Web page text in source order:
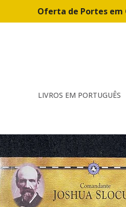
Oferta de Portes
LIVROS EM PORTUGUÊS